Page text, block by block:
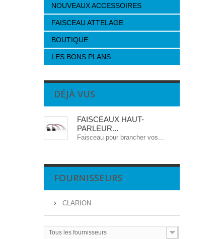
NOUVEAUX ACCESSOIRES
FAISCEAU ATTELAGE
BOUTIQUE
LES BONS PLANS
DÉJÀ VUS
FAISCEAUX HAUT-
PARLEUR...
Faisceau pour brancher vos...
FOURNISSEURS
CLARION
Tous les fournisseurs